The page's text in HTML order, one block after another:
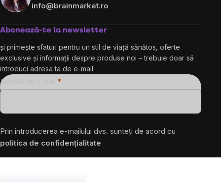
info@brainmarket.ro
Abonează-te la newsletter
și primește sfaturi pentru un stil de viață sănătos, oferte
exclusive și informații despre produse noi – trebuie doar să
introduci adresa ta de e-mail.
Adresă de e-mail
Prin introducerea e-mailului dvs. sunteți de acord cu
politica de confidențialitate